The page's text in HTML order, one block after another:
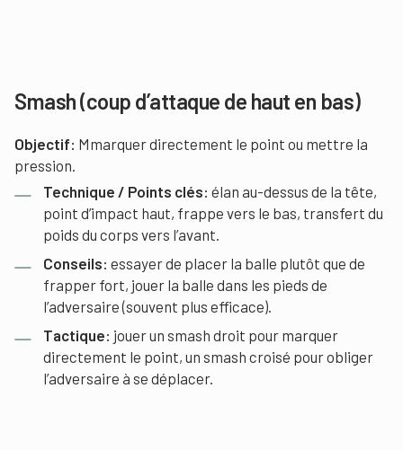
Smash (coup d’attaque de haut en bas)
Objectif: Mmarquer directement le point ou mettre la
pression.
Technique / Points clés: élan au-dessus de la tête,
point d’impact haut, frappe vers le bas, transfert du
poids du corps vers l’avant.
Conseils: essayer de placer la balle plutôt que de
frapper fort, jouer la balle dans les pieds de
l’adversaire (souvent plus efficace).
Tactique: jouer un smash droit pour marquer
directement le point, un smash croisé pour obliger
l’adversaire à se déplacer.